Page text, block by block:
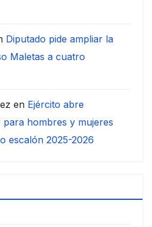
Diputado pide ampliar la
Maletas a cuatro
en Ejército abre
hombres y mujeres
escalón 2025-2026